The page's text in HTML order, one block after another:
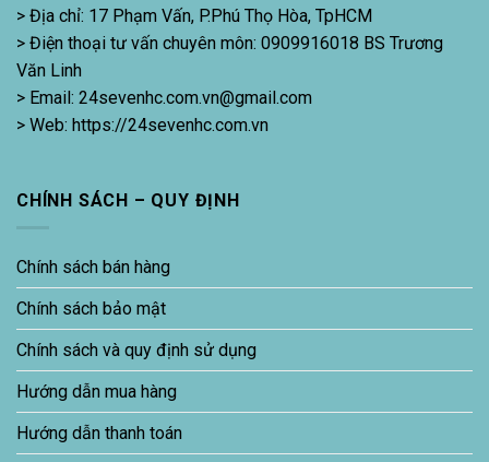
> Địa chỉ: 17 Phạm Vấn, P.Phú Thọ Hòa, TpHCM
> Điện thoại tư vấn chuyên môn: 0909916018 BS Trương
Văn Linh
> Email: 24sevenhc.com.vn@gmail.com
> Web: https://24sevenhc.com.vn
CHÍNH SÁCH – QUY ĐỊNH
Chính sách bán hàng
Chính sách bảo mật
Chính sách và quy định sử dụng
Hướng dẫn mua hàng
Hướng dẫn thanh toán